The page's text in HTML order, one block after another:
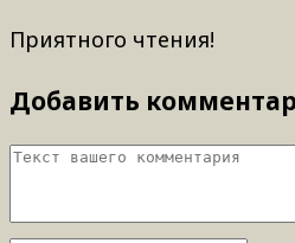
Приятного чтения!
Добавить